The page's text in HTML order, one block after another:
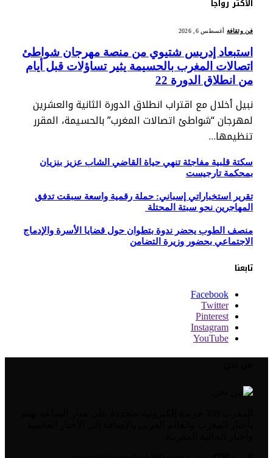
الأكثر رواجا
فن وثقافة أغسطس 6, 2026
استبعاد إدريس شتيوي من منصة مهرجان شواطئ
اتصالات المغرب بالحسيمة يثير تساؤلات قبل أيام
من انطلاق الدورة 22
نبيل أخلال مع اقتراب انطلاق الدورة الثانية والعشرين
لمهرجان “شواطئ اتصالات المغرب” بالحسيمة، المقرر
تنظيمها…
سكتة قلبية مفاجئة تنهي حياة القاضي الشاب عزيز بنزيان
بمحكمة تارجيست
تقرير استخباراتي إسباني: حملة رقمية واسعة سبقت تدفق
المهاجرين نحو سبتة المحتلة
منصف الطوب يحضر ندوة بتطوان حول قضايا الأسرة والإدماج
الاجتماعي بحضور وزيرة التضامن
تابعنا
Facebook
Twitter
Pinterest
Instagram
YouTube